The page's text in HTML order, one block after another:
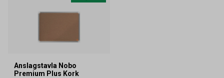
Anslagstavla Nobo
Premium Plus Kork